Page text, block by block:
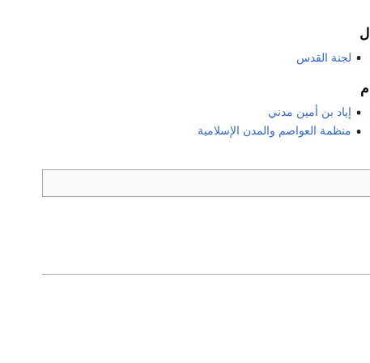
ل
لجنة القدس
م
إياد بن أمين مدني
منظمة العواصم والمدن الإسلامية